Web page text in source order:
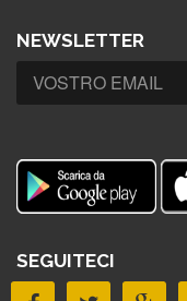
NEWSLETTER
SEGUITECI